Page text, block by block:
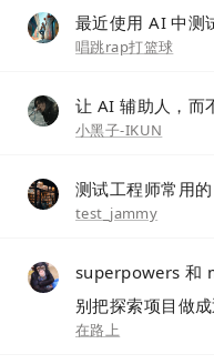
最近使用 AI 中测
唱跳rap打篮球
让 AI 辅助人，而
小黑子-IKUN
测试工程师常用
test_jammy
superpowers 和
别把探索项目做
在路上